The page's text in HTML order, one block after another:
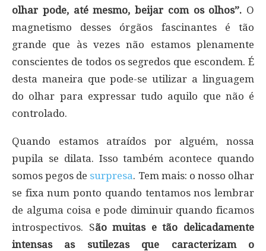
olhar pode, até mesmo, beijar com os olhos”. O
magnetismo desses órgãos fascinantes é tão
grande que às vezes não estamos plenamente
conscientes de todos os segredos que escondem. É
desta maneira que pode-se utilizar a linguagem
do olhar para expressar tudo aquilo que não é
controlado.
Quando estamos atraídos por alguém, nossa
pupila se dilata. Isso também acontece quando
somos pegos de surpresa. Tem mais: o nosso olhar
se fixa num ponto quando tentamos nos lembrar
de alguma coisa e pode diminuir quando ficamos
introspectivos. São muitas e tão delicadamente
intensas as sutilezas que caracterizam o